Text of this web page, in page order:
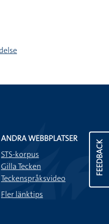
FEEDBACK
ANDRA WEBBPLATSER
STS-korpus
Gilla Tecken
Teckenspråksvideo
Fler länktips